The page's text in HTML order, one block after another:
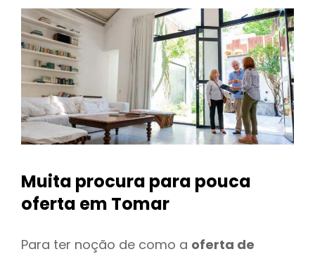
Muita procura para pouca
oferta em Tomar
Para ter noção de como a oferta de